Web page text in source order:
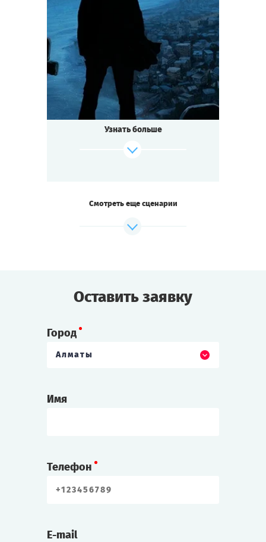
Игроков -25
Время игры ч.
Тематика Мистика
Тип квеста Квестория
Узнать больше
Смотреть еще сценарии
Оставить заявку
Город
Алматы
Имя
Телефон
E-mail